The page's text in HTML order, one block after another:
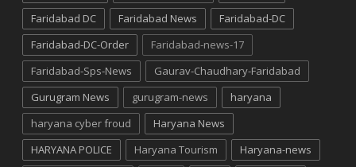
Faridabad DC
Faridabad News
Faridabad-DC
Faridabad-DC-Order
Faridabad-news-17
Faridabad-Sps-News
Gaurav-Chaudhary-Faridabad
Gurugram News
gurugram-news
haryana
haryana cyber froud
Haryana News
HARYANA POLICE
Haryana Tourism
Haryana-news